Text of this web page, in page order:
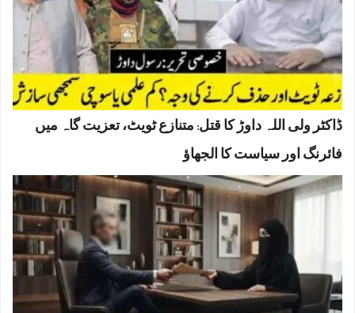
ڈاکٹر ولی اللہ داوڑ کا قتل: متنازع ٹویٹ، تعزیت گاہ میں
فائرنگ اور سیاست کا الجھاؤ